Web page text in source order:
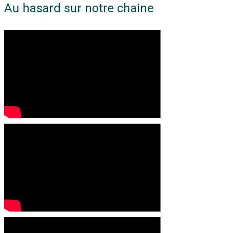
Au hasard sur notre chaine